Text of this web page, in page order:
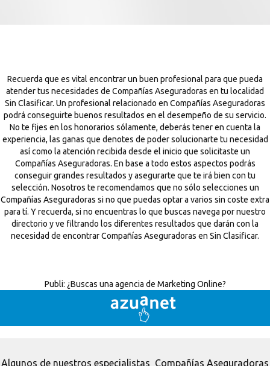
Recuerda que es vital encontrar un buen profesional para que pueda
atender tus necesidades de Compañías Aseguradoras en tu localidad
Sin Clasificar. Un profesional relacionado en Compañías Aseguradoras
podrá conseguirte buenos resultados en el desempeño de su servicio.
No te fijes en los honorarios sólamente, deberás tener en cuenta la
experiencia, las ganas que denotes de poder solucionarte tu necesidad
así como la atención recibida desde el inicio que solicitaste un
Compañías Aseguradoras. En base a todo estos aspectos podrás
conseguir grandes resultados y asegurarte que te irá bien con tu
selección. Nosotros te recomendamos que no sólo selecciones un
Compañías Aseguradoras si no que puedas optar a varios sin coste extra
para tí. Y recuerda, si no encuentras lo que buscas navega por nuestro
directorio y ve filtrando los diferentes resultados que darán con la
necesidad de encontrar Compañías Aseguradoras en Sin Clasificar.
Publi: ¿Buscas una agencia de Marketing Online?
Algunos de nuestros especialistas Compañías Aseguradoras